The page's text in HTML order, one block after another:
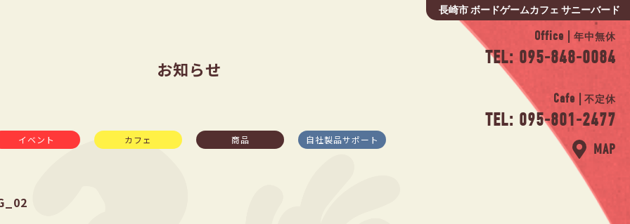
長崎市 ボードゲームカフェ サニーバード
Office | 年中無休
TEL: 095-848-0084
Cafe | 不定休
TEL: 095-801-2477
MAP
お知らせ
イベント カフェ 商品 自社製品サポート